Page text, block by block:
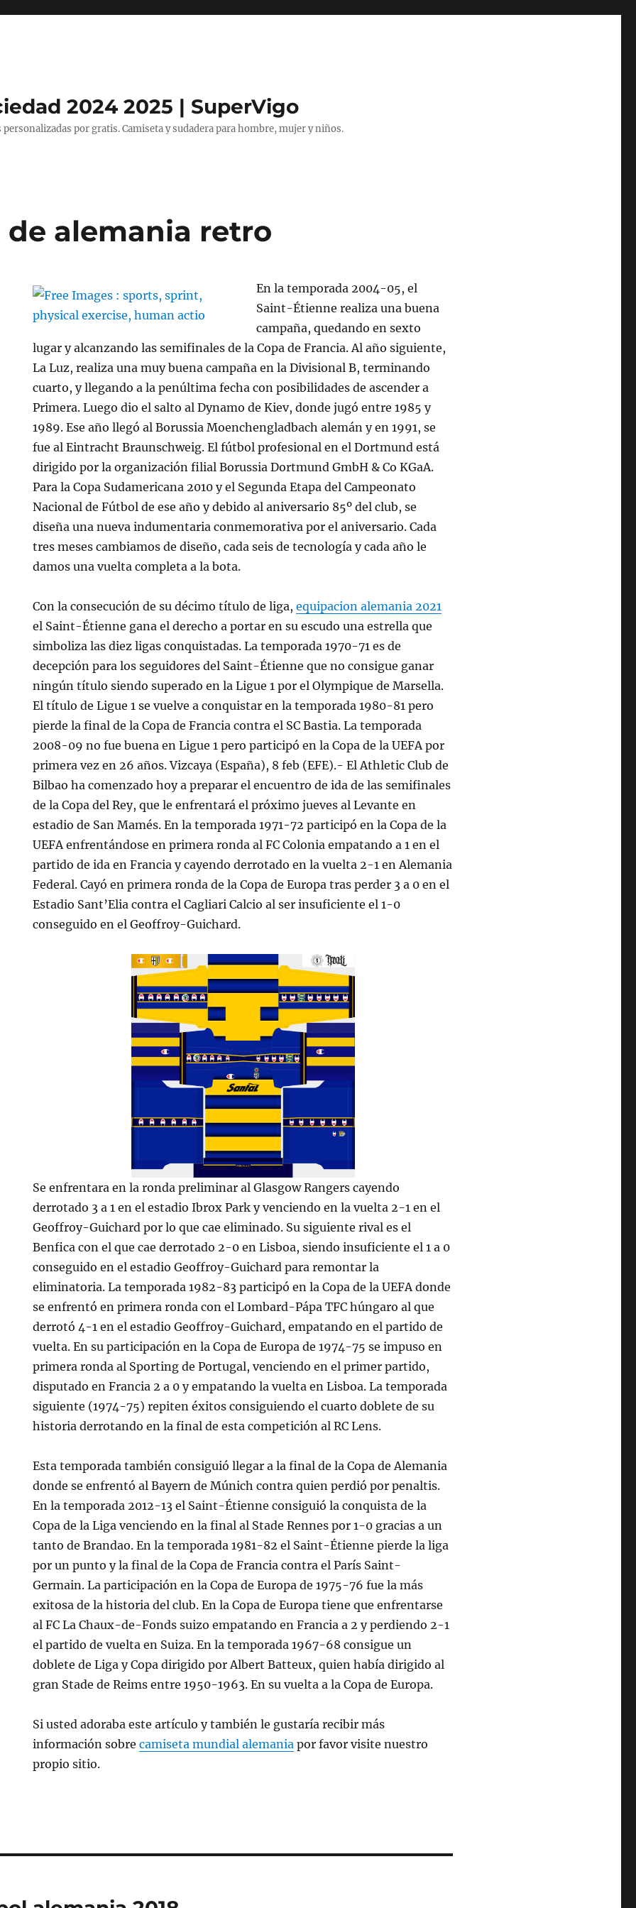
2024 2025 | SuperVigo
personalizadas por gratis. Camiseta y sudadera para hombre, mujer y niños.
alemania retro
En la temporada 2004-05, el
Saint-Étienne realiza una buena
campaña, quedando en sexto
lugar y alcanzando las semifinales de la Copa de Francia. Al año siguiente,
La Luz, realiza una muy buena campaña en la Divisional B, terminando
cuarto, y llegando a la penúltima fecha con posibilidades de ascender a
Primera. Luego dio el salto al Dynamo de Kiev, donde jugó entre 1985 y
1989. Ese año llegó al Borussia Moenchengladbach alemán y en 1991, se
fue al Eintracht Braunschweig. El fútbol profesional en el Dortmund está
dirigido por la organización filial Borussia Dortmund GmbH & Co KGaA.
Para la Copa Sudamericana 2010 y el Segunda Etapa del Campeonato
Nacional de Fútbol de ese año y debido al aniversario 85º del club, se
diseña una nueva indumentaria conmemorativa por el aniversario. Cada
tres meses cambiamos de diseño, cada seis de tecnología y cada año le
damos una vuelta completa a la bota.
Con la consecución de su décimo título de liga,equipacion alemania 2021
el Saint-Étienne gana el derecho a portar en su escudo una estrella que
simboliza las diez ligas conquistadas. La temporada 1970-71 es de
decepción para los seguidores del Saint-Étienne que no consigue ganar
ningún título siendo superado en la Ligue 1 por el Olympique de Marsella.
El título de Ligue 1 se vuelve a conquistar en la temporada 1980-81 pero
pierde la final de la Copa de Francia contra el SC Bastia. La temporada
2008-09 no fue buena en Ligue 1 pero participó en la Copa de la UEFA por
primera vez en 26 años. Vizcaya (España), 8 feb (EFE).- El Athletic Club de
Bilbao ha comenzado hoy a preparar el encuentro de ida de las semifinales
de la Copa del Rey, que le enfrentará el próximo jueves al Levante en
estadio de San Mamés. En la temporada 1971-72 participó en la Copa de la
UEFA enfrentándose en primera ronda al FC Colonia empatando a 1 en el
partido de ida en Francia y cayendo derrotado en la vuelta 2-1 en Alemania
Federal. Cayó en primera ronda de la Copa de Europa tras perder 3 a 0 en el
Estadio Sant’Elia contra el Cagliari Calcio al ser insuficiente el 1-0
conseguido en el Geoffroy-Guichard.
Se enfrentara en la ronda preliminar al Glasgow Rangers cayendo
derrotado 3 a 1 en el estadio Ibrox Park y venciendo en la vuelta 2-1 en el
Geoffroy-Guichard por lo que cae eliminado. Su siguiente rival es el
Benfica con el que cae derrotado 2-0 en Lisboa, siendo insuficiente el 1 a 0
conseguido en el estadio Geoffroy-Guichard para remontar la
eliminatoria. La temporada 1982-83 participó en la Copa de la UEFA donde
se enfrentó en primera ronda con el Lombard-Pápa TFC húngaro al que
derrotó 4-1 en el estadio Geoffroy-Guichard, empatando en el partido de
vuelta. En su participación en la Copa de Europa de 1974-75 se impuso en
primera ronda al Sporting de Portugal, venciendo en el primer partido,
disputado en Francia 2 a 0 y empatando la vuelta en Lisboa. La temporada
siguiente (1974-75) repiten éxitos consiguiendo el cuarto doblete de su
historia derrotando en la final de esta competición al RC Lens.
Esta temporada también consiguió llegar a la final de la Copa de Alemania
donde se enfrentó al Bayern de Múnich contra quien perdió por penaltis.
En la temporada 2012-13 el Saint-Étienne consiguió la conquista de la
Copa de la Liga venciendo en la final al Stade Rennes por 1-0 gracias a un
tanto de Brandao. En la temporada 1981-82 el Saint-Étienne pierde la liga
por un punto y la final de la Copa de Francia contra el París Saint-
Germain. La participación en la Copa de Europa de 1975-76 fue la más
exitosa de la historia del club. En la Copa de Europa tiene que enfrentarse
al FC La Chaux-de-Fonds suizo empatando en Francia a 2 y perdiendo 2-1
el partido de vuelta en Suiza. En la temporada 1967-68 consigue un
doblete de Liga y Copa dirigido por Albert Batteux, quien había dirigido al
gran Stade de Reims entre 1950-1963. En su vuelta a la Copa de Europa.
Si usted adoraba este artículo y también le gustaría recibir más
información sobrecamiseta mundial alemania por favor visite nuestro
propio sitio.